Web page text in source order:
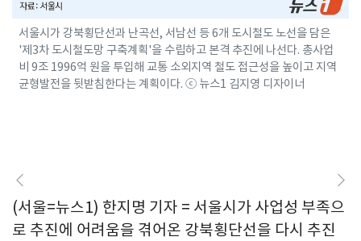
서울시가 강북횡단선과 난곡선, 서남선 등 6개 도시철도 노선을 담은
'제3차 도시철도망 구축계획'을 수립하고 본격 추진에 나선다. 총사업
비 9조 1996억 원을 투입해 교통 소외지역 철도 접근성을 높이고 지역
균형발전을 뒷받침한다는 계획이다. ⓒ 뉴스1 김지영 디자이너
(서울=뉴스1) 한지명 기자 = 서울시가 사업성 부족으
로 추진에 어려움을 겪어온 강북횡단선을 다시 추진